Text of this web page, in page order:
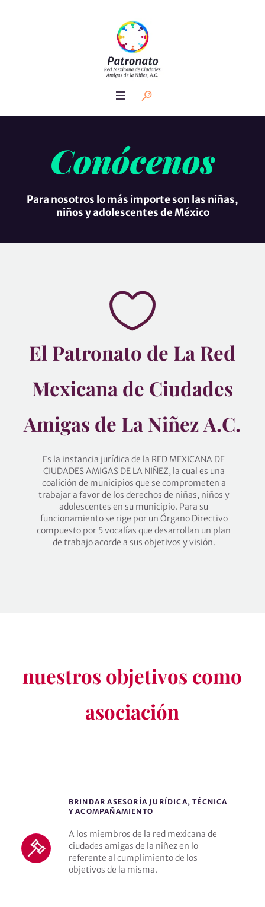
Conócenos
Para nosotros lo más importe son las niñas,
niños y adolescentes de México
El Patronato de La Red
Mexicana de Ciudades
Amigas de La Niñez A.C.
Es la instancia jurídica de la RED MEXICANA DE
CIUDADES AMIGAS DE LA NIÑEZ, la cual es una
coalición de municipios que se comprometen a
trabajar a favor de los derechos de niñas, niños y
adolescentes en su municipio. Para su
funcionamiento se rige por un Órgano Directivo
compuesto por 5 vocalías que desarrollan un plan
de trabajo acorde a sus objetivos y visión.
nuestros objetivos como
asociación
BRINDAR ASESORÍA JURÍDICA, TÉCNICA
Y ACOMPAÑAMIENTO
A los miembros de la red mexicana de
ciudades amigas de la niñez en lo
referente al cumplimiento de los
objetivos de la misma.